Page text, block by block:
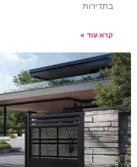
בתדירות
קרא עוד »